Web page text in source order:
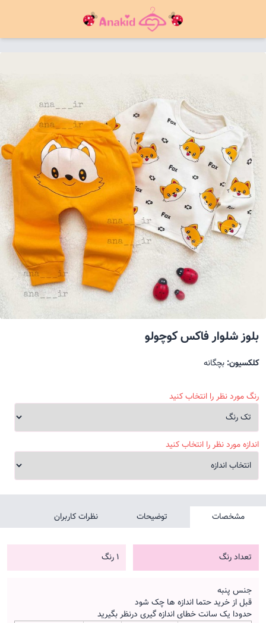
بلوز شلوار فاکس کوچولو
کلکسیون: بچگانه
رنگ مورد نظر را انتخاب کنید
اندازه مورد نظر را انتخاب کنید
مشخصات توضیحات نظرات کاربران
تعداد رنگ 1 رنگ
جنس پنبه
قبل از خرید حتما اندازه ها چک شود
حدودا یک سانت خطای اندازه گیری درنظر بگیرید